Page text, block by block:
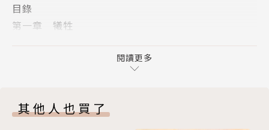
目錄
第一章 犧牲
第六章 決心
閱讀更多
其他人也買了